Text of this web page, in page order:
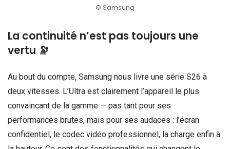
© Samsung
La continuité n’est pas toujours une
vertu 🔭
Au bout du compte, Samsung nous livre une série S26 à
deux vitesses. L’Ultra est clairement l’appareil le plus
convaincant de la gamme — pas tant pour ses
performances brutes, mais pour ses audaces : l’écran
confidentiel, le codec vidéo professionnel, la charge enfin à